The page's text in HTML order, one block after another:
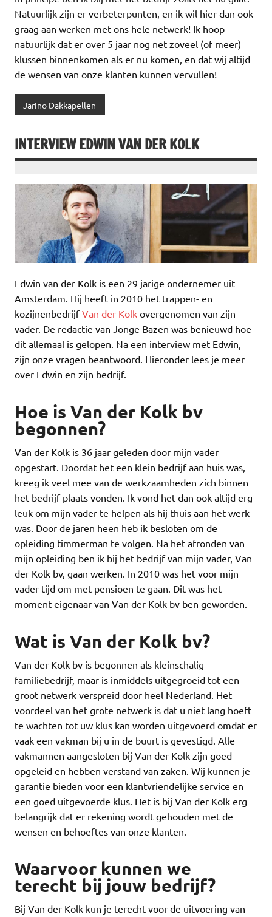
Natuurlijk zijn er verbeterpunten, en ik wil hier dan ook
graag aan werken met ons hele netwerk! Ik hoop
natuurlijk dat er over 5 jaar nog net zoveel (of meer)
klussen binnenkomen als er nu komen, en dat wij altijd
de wensen van onze klanten kunnen vervullen!
Jarino Dakkapellen
INTERVIEW EDWIN VAN DER KOLK
Edwin van der Kolk is een 29 jarige ondernemer uit
Amsterdam. Hij heeft in 2010 het trappen- en
kozijnenbedrijfVan der Kolk overgenomen van zijn
vader. De redactie van Jonge Bazen was benieuwd hoe
dit allemaal is gelopen. Na een interview met Edwin,
zijn onze vragen beantwoord. Hieronder lees je meer
over Edwin en zijn bedrijf.
Hoe is Van der Kolk bv
begonnen?
Van der Kolk is 36 jaar geleden door mijn vader
opgestart. Doordat het een klein bedrijf aan huis was,
kreeg ik veel mee van de werkzaamheden zich binnen
het bedrijf plaats vonden. Ik vond het dan ook altijd erg
leuk om mijn vader te helpen als hij thuis aan het werk
was. Door de jaren heen heb ik besloten om de
opleiding timmerman te volgen. Na het afronden van
mijn opleiding ben ik bij het bedrijf van mijn vader, Van
der Kolk bv, gaan werken. In 2010 was het voor mijn
vader tijd om met pensioen te gaan. Dit was het
moment eigenaar van Van der Kolk bv ben geworden.
Wat is Van der Kolk bv?
Van der Kolk bv is begonnen als kleinschalig
familiebedrijf, maar is inmiddels uitgegroeid tot een
groot netwerk verspreid door heel Nederland. Het
voordeel van het grote netwerk is dat u niet lang hoeft
te wachten tot uw klus kan worden uitgevoerd omdat er
vaak een vakman bij u in de buurt is gevestigd. Alle
vakmannen aangesloten bij Van der Kolk zijn goed
opgeleid en hebben verstand van zaken. Wij kunnen je
garantie bieden voor een klantvriendelijke service en
een goed uitgevoerde klus. Het is bij Van der Kolk erg
belangrijk dat er rekening wordt gehouden met de
wensen en behoeftes van onze klanten.
Waarvoor kunnen we
terecht bij jouw bedrijf?
Bij Van der Kolk kun je terecht voor de uitvoering van